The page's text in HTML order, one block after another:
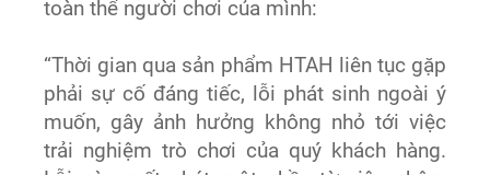
toàn thể người chơi của mình:
“Thời gian qua sản phẩm HTAH liên tục gặp
phải sự cố đáng tiếc, lỗi phát sinh ngoài ý
muốn, gây ảnh hưởng không nhỏ tới việc
trải nghiệm trò chơi của quý khách hàng.